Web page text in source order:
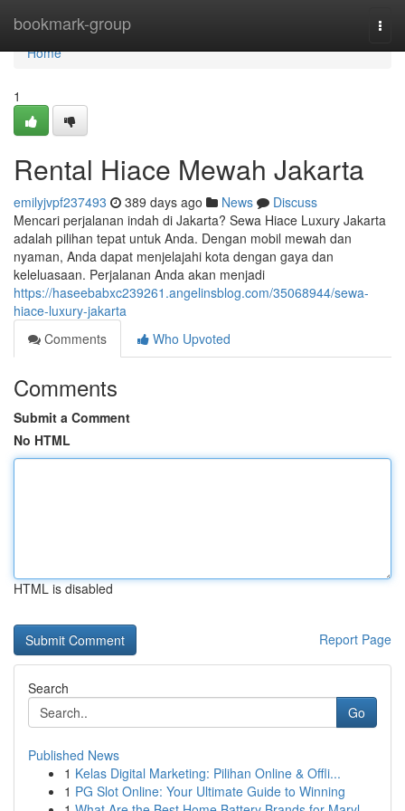
bookmark-group
Home
Home
1
Rental Hiace Mewah Jakarta
emilyjvpf237493 389 days ago News
Discuss
Mencari perjalanan indah di Jakarta? Sewa Hiace Luxury Jakarta
adalah pilihan tepat untuk Anda. Dengan mobil mewah dan
nyaman, Anda dapat menjelajahi kota dengan gaya dan
keleluasaan. Perjalanan Anda akan menjadi
https://haseebabxc239261.angelinsblog.com/35068944/sewa-
hiace-luxury-jakarta
Comments
Who Upvoted
Comments
Submit a Comment
No HTML
HTML is disabled
Report Page
Search
Go
Published News
1 Kelas Digital Marketing: Pilihan Online & Offli...
1 PG Slot Online: Your Ultimate Guide to Winning